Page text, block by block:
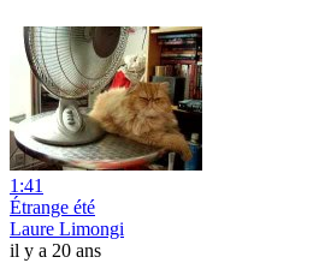
1:41
Étrange été
Laure Limongi
il y a 20 ans